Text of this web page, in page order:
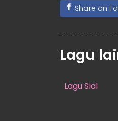
Share on
Lagu
Lagu Sial